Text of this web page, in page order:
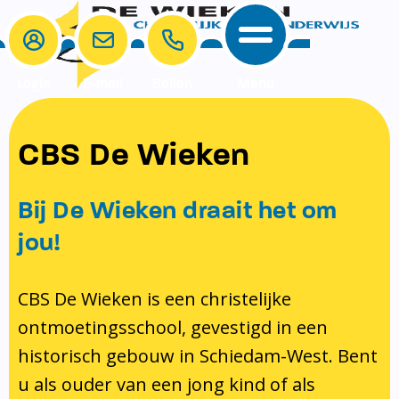
School
School
Onze visie rondom christelijke
identiteit
Pedagogisch klimaat en veiligheid
Bibliotheek
Ondersteuning
Ouders
MR & GMR
Aanmelden nieuwe leerling
Verlof aanvragen
Bibliotheek op school
Te weinig geld?
Contact
E-mail
CBS De Wieken
Bij De Wieken draait het om
jou!
CBS De Wieken is een christelijke
ontmoetingsschool, gevestigd in een
historisch gebouw in Schiedam-West. Bent
u als ouder van een jong kind of als